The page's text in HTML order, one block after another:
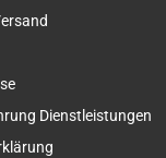
Dienstleistungen